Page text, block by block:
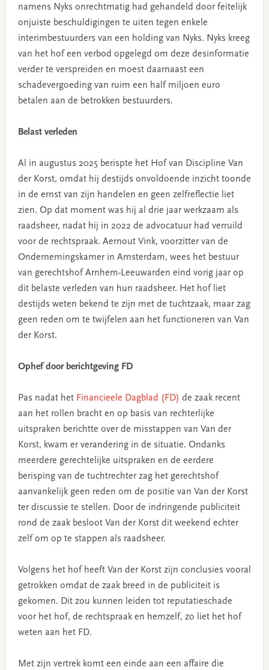
namens Nyks onrechtmatig had gehandeld door feitelijk
onjuiste beschuldigingen te uiten tegen enkele
interimbestuurders van een holding van Nyks. Nyks kreeg
van het hof een verbod opgelegd om deze desinformatie
verder te verspreiden en moest daarnaast een
schadevergoeding van ruim een half miljoen euro
betalen aan de betrokken bestuurders.
Belast verleden
Al in augustus 2025 berispte het Hof van Discipline Van
der Korst, omdat hij destijds onvoldoende inzicht toonde
in de ernst van zijn handelen en geen zelfreflectie liet
zien. Op dat moment was hij al drie jaar werkzaam als
raadsheer, nadat hij in 2022 de advocatuur had verruild
voor de rechtspraak. Aernout Vink, voorzitter van de
Ondernemingskamer in Amsterdam, wees het bestuur
van gerechtshof Arnhem-Leeuwarden eind vorig jaar op
dit belaste verleden van hun raadsheer. Het hof liet
destijds weten bekend te zijn met de tuchtzaak, maar zag
geen reden om te twijfelen aan het functioneren van Van
der Korst.
Ophef door berichtgeving FD
Pas nadat het Financieele Dagblad (FD) de zaak recent
aan het rollen bracht en op basis van rechterlijke
uitspraken berichtte over de misstappen van Van der
Korst, kwam er verandering in de situatie. Ondanks
meerdere gerechtelijke uitspraken en de eerdere
berisping van de tuchtrechter zag het gerechtshof
aanvankelijk geen reden om de positie van Van der Korst
ter discussie te stellen. Door de indringende publiciteit
rond de zaak besloot Van der Korst dit weekend echter
zelf om op te stappen als raadsheer.
Volgens het hof heeft Van der Korst zijn conclusies vooral
getrokken omdat de zaak breed in de publiciteit is
gekomen. Dit zou kunnen leiden tot reputatieschade
voor het hof, de rechtspraak en hemzelf, zo liet het hof
weten aan het FD.
Met zijn vertrek komt een einde aan een affaire die